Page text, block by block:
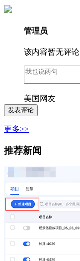
管理员
该内容暂无评论
美国网友
更多>>
推荐新闻